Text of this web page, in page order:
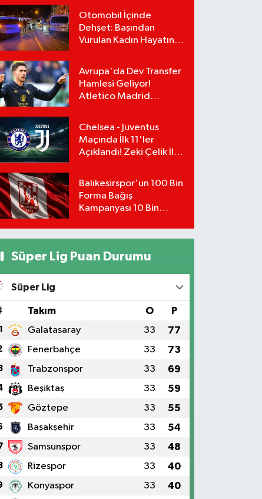
Otomobil İçinde
Dehşet: Başından
Vurulan Kadın Hayatını
Avrupa'da Dev Transfer
Hamlesi Geliyor!
Atletico Madrid
Chelsea - Juventus
Maçında İlk 11'ler
Açıklandı! Zeki Çelik İlk
Balıkesirspor'un 100 Bin
Forma Bağış
Kampanyası 10 Bin
Süper Lig Puan Durumu
Süper Lig
Takım O P
1 Galatasaray 33 77
Fenerbahçe 33 73
Trabzonspor 33 69
Beşiktaş 33 59
Göztepe 33 55
Başakşehir 33 54
Samsunspor 33 48
Rizespor 33 40
Konyaspor 33 40